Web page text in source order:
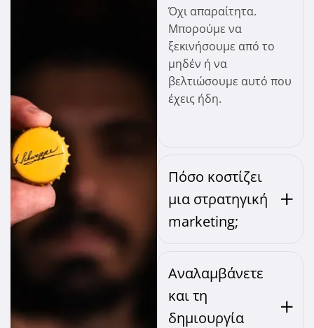
Όχι απαραίτητα.
Μπορούμε να
ξεκινήσουμε από το
μηδέν ή να
βελτιώσουμε αυτό που
έχεις ήδη.
Πόσο κοστίζει
μια στρατηγική
marketing;
Αναλαμβάνετε
και τη
δημιουργία